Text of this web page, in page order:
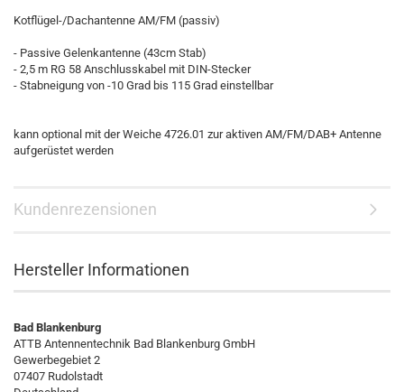
Kotflügel-/Dachantenne AM/FM (passiv)
- Passive Gelenkantenne (43cm Stab)
- 2,5 m RG 58 Anschlusskabel mit DIN-Stecker
- Stabneigung von -10 Grad bis 115 Grad einstellbar
kann optional mit der Weiche 4726.01 zur aktiven AM/FM/DAB+ Antenne
aufgerüstet werden
Kundenrezensionen
Hersteller Informationen
Bad Blankenburg
ATTB Antennentechnik Bad Blankenburg GmbH
Gewerbegebiet 2
07407 Rudolstadt